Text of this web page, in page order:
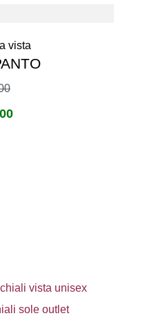
vista
vista unisex
sole outlet